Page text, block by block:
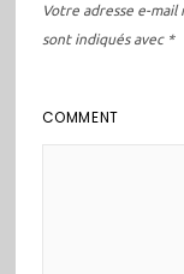
Votre adresse e-mail
sont indiqués avec *
COMMENT